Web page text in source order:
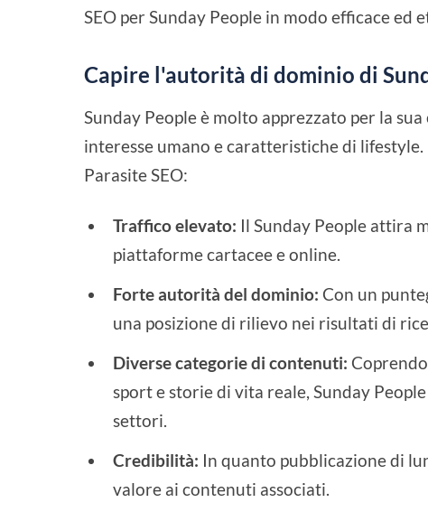
SEO per Sunday People in modo efficace ed
Capire l'autorità di dominio di
Sunday People è molto apprezzato per la
interesse umano e caratteristiche di lifestyle.
Parasite SEO:
Traffico elevato: Il Sunday People attira
piattaforme cartacee e online.
Forte autorità del dominio: Con un
una posizione di rilievo nei risultati di
Diverse categorie di contenuti:
sport e storie di vita reale, Sunday
settori.
Credibilità: In quanto pubblicazione di
valore ai contenuti associati.